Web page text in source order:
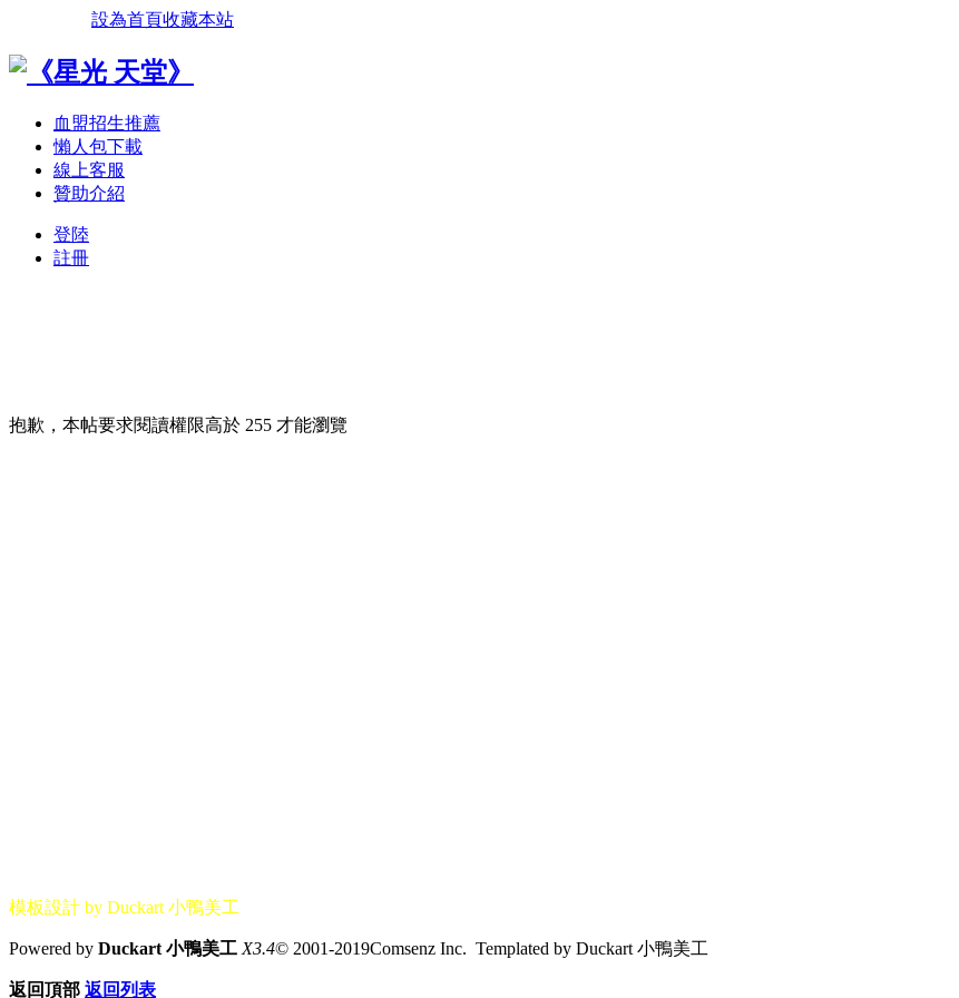
設為首頁收藏本站
血盟招生推薦
懶人包下載
線上客服
贊助介紹
登陸
註冊
抱歉，本帖要求閱讀權限高於 255 才能瀏覽
模板設計 by Duckart 小鴨美工
Powered by Duckart 小鴨美工 X3.4© 2001-2019Comsenz Inc. Templated by Duckart 小鴨美工
返回頂部 返回列表